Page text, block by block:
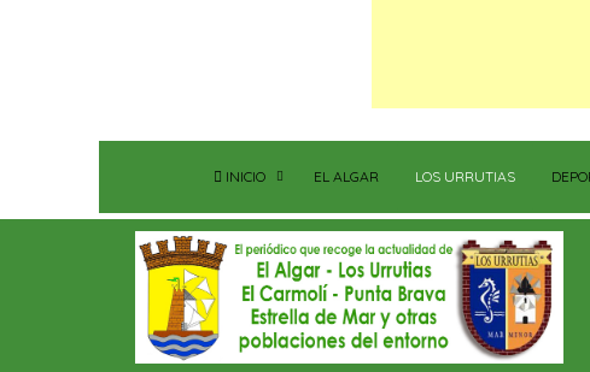
INICIO EL ALGAR LOS URRUTIAS